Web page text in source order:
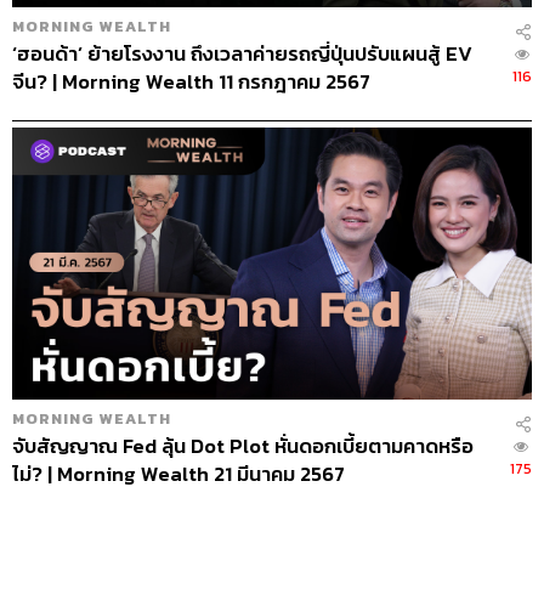
MORNING WEALTH
‘ฮอนด้า’ ย้ายโรงงาน ถึงเวลาค่ายรถญี่ปุ่นปรับแผนสู้ EV
จีน? | Morning Wealth 11 กรกฎาคม 2567
116
MORNING WEALTH
จับสัญญาณ Fed ลุ้น Dot Plot หั่นดอกเบี้ยตามคาดหรือ
ไม่? | Morning Wealth 21 มีนาคม 2567
175